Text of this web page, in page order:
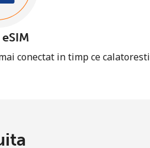
conectat in timp ce calatoresti